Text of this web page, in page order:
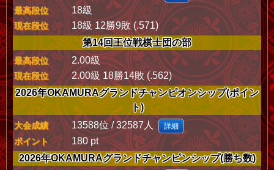
最高段位 18級
現在段位
18級 12勝9敗 (.571)
第14回王位戦棋士団の部
最高段位 2.00級
現在段位
2.00級 18勝14敗 (.562)
2026年OKAMURAグランドチャンピオンシップ(ポイン
ト)
大会成績 13588位 / 32587人 詳細
ポイント
180 pt
2026年OKAMURAグランドチャンピンシップ(勝ち数)